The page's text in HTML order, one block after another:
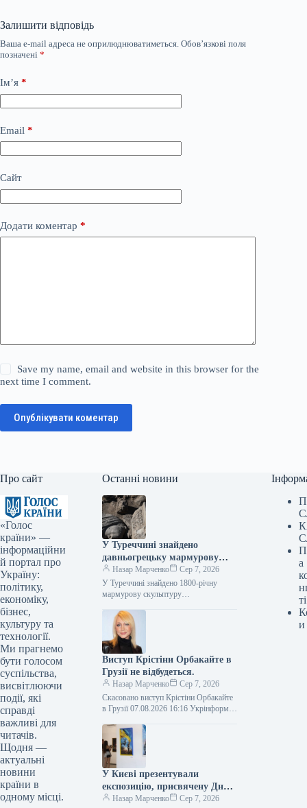
Залишити відповідь
Ваша e-mail адреса не оприлюднюватиметься. Обов’язкові поля
позначені *
Ім’я *
Email *
Сайт
Додати коментар *
Save my name, email and website in this browser for the
next time I comment.
Опублікувати коментар
Про сайт
«Голос
країни» —
інформаційни
й портал про
Україну:
політику,
економіку,
бізнес,
культуру та
технології.
Ми прагнемо
бути голосом
суспільства,
висвітлюючи
події, які
справді
важливі для
читачів.
Щодня —
актуальні
новини
країни в
одному місці.
Останні новини
У Туреччині знайдено
давньогрецьку мармурову
статую бога лікування, вік
якої становить 1800 років.
Назар Марченко
Сер 7, 2026
У Туреччині знайдено 1800-річну
мармурову скульптуру
07.08.2026 16:02 Укрінформ У
давньому місті Аспендос,
розташованому в турецькій…
Виступ Крістіни Орбакайте в
Грузії не відбудеться.
Назар Марченко
Сер 7, 2026
Скасовано виступ Крістіни Орбакайте
в Грузії 07.08.2026 16:16 Укрінформ У
запланований виступ російської
артистки Крістіни…
У Києві презентували
експозицію, присвячену Дню
Незалежності України.
Назар Марченко
Сер 7, 2026
а
ті
и